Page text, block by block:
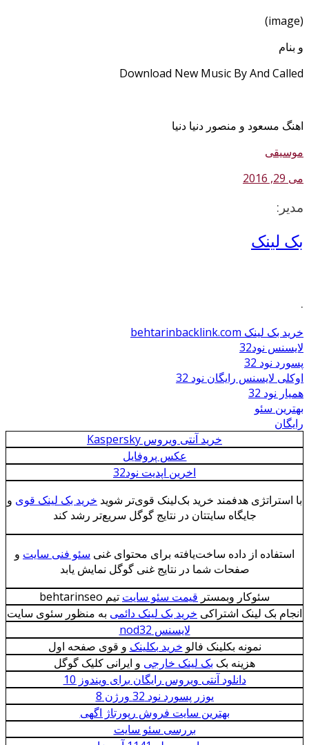
(image)
و بنام
Download New Music By And Called
اهنگ مسعود و منصور دنیا دنیا
موسیقی
می 29, 2016
مدیر:
بک لینک
.
خرید بک لینک behtarinbacklink.com
لایسنس نود32
پسورد نود 32
اوکلی لایسنس رایگان نود 32
همیار نود 32
بهترین سئو
رایگان
خرید آنتی ویروس Kaspersky
عکس پروفایل
اخرین اپدیت نود32
با استراتژی هدفمند خرید بک‌لینک قوی‌تر شوید خرید بک لینک قوی و
جایگاه سایتتان در نتایج گوگل سریع‌تر رشد کند
استفاده از داده ساخت‌یافته برای محتوای غنی سئو فنی سایت و
صفحات شما در نتایج غنی گوگل نمایش یابد
سئوکار وبمستر قیمت سئو سایت تیم behtarinseo
انجام بک لینک اشتراکی خرید بک لینک دائمی به منظور سئوی سایت
لایسنس nod32
نمونه بکلینک فالو خرید بکلینک و قوی صفحه اول
هزینه بک بک لینک خارجی و ایرانی کلیک گوگل
دانلود آنتی ویروس رایگان برای ویندوز 10
یوزر پسورد نود 32 ورژن 8
بهترین سایت فروش رپورتاژ اگهی
بررسی سئو سایت